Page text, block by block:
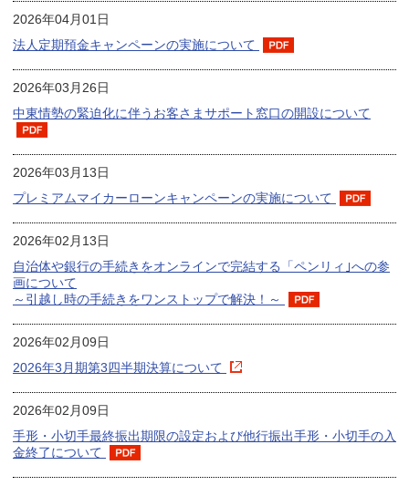
2026年04月01日
法人定期預金キャンペーンの実施について
2026年03月26日
中東情勢の緊迫化に伴うお客さまサポート窓口の開設について
2026年03月13日
プレミアムマイカーローンキャンペーンの実施について
2026年02月13日
自治体や銀行の手続きをオンラインで完結する「ペンリィ｣への参
画について
～引越し時の手続きをワンストップで解決！～
2026年02月09日
2026年3月期第3四半期決算について
2026年02月09日
手形・小切手最終振出期限の設定および他行振出手形・小切手の入
金終了について